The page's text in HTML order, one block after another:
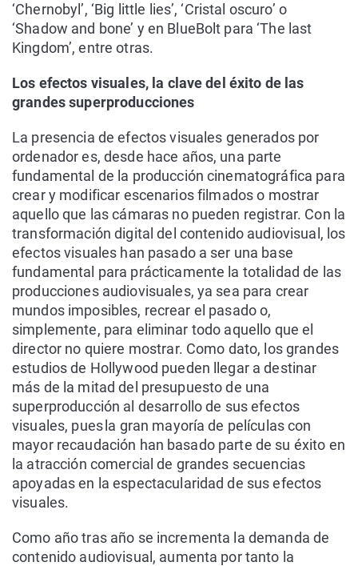
‘Chernobyl’, ‘Big little lies’, ‘Cristal oscuro’ o
‘Shadow and bone’ y en BlueBolt para ‘The last
Kingdom’, entre otras.
Los efectos visuales, la clave del éxito de las
grandes superproducciones
La presencia de efectos visuales generados por
ordenador es, desde hace años, una parte
fundamental de la producción cinematográfica para
crear y modificar escenarios filmados o mostrar
aquello que las cámaras no pueden registrar. Con la
transformación digital del contenido audiovisual, los
efectos visuales han pasado a ser una base
fundamental para prácticamente la totalidad de las
producciones audiovisuales, ya sea para crear
mundos imposibles, recrear el pasado o,
simplemente, para eliminar todo aquello que el
director no quiere mostrar. Como dato, los grandes
estudios de Hollywood pueden llegar a destinar
más de la mitad del presupuesto de una
superproducción al desarrollo de sus efectos
visuales, pues la gran mayoría de películas con
mayor recaudación han basado parte de su éxito en
la atracción comercial de grandes secuencias
apoyadas en la espectacularidad de sus efectos
visuales.
Como año tras año se incrementa la demanda de
contenido audiovisual, aumenta por tanto la